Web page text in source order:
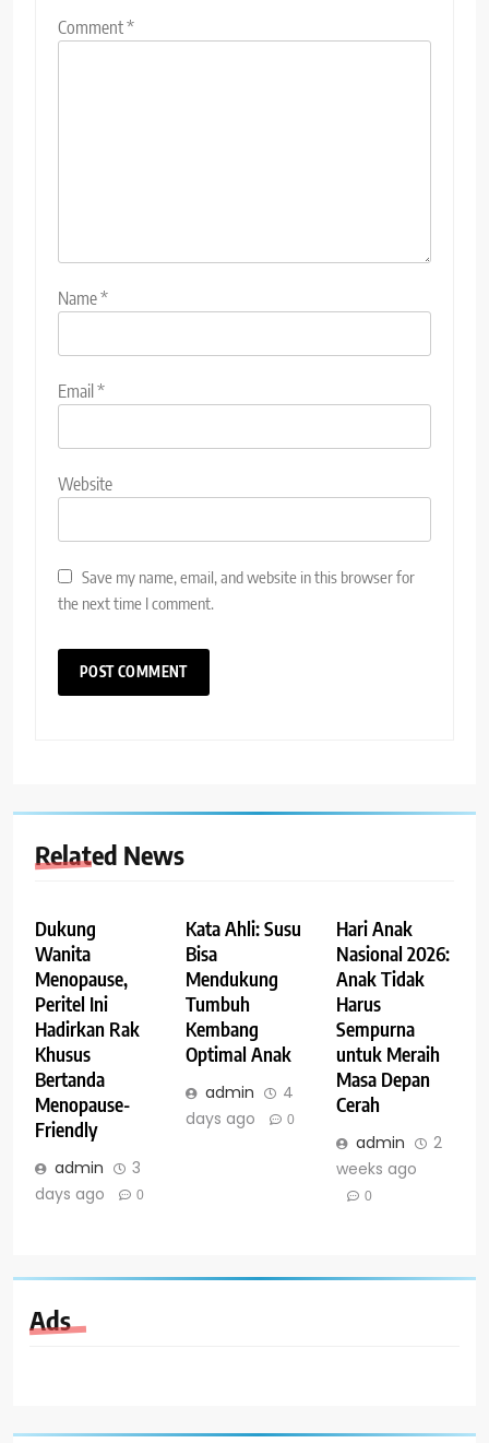
Comment*
Name*
Email *
Website
Save my name, email, and website in this browser for
the next time I comment.
Related News
Dukung
Wanita
Menopause,
Peritel Ini
Hadirkan Rak
Khusus
Bertanda
Menopause-
Friendly
admin
3
days ago
0
Kata Ahli: Susu
Bisa
Mendukung
Tumbuh
Kembang
Optimal Anak
admin
4
days ago
0
Hari Anak
Nasional 2026:
Anak Tidak
Harus
Sempurna
untuk Meraih
Masa Depan
Cerah
admin
2
weeks ago
0
Ads